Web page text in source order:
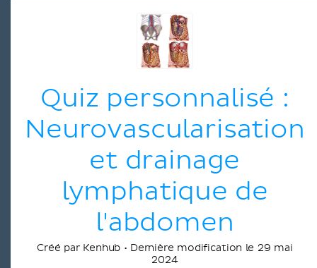
Quiz personnalisé :
Neurovascularisation
et drainage
lymphatique de
l'abdomen
Créé par Kenhub • Dernière modification le 29 mai
2024